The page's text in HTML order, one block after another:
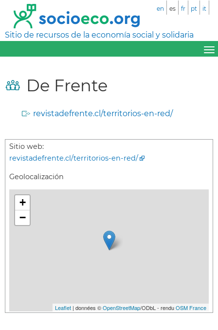
Sitio de recursos de la economía social y solidaria
en es fr pt it
De Frente
revistadefrente.cl/territorios-en-red/
Sitio web:
revistadefrente.cl/territorios-en-red/
Geolocalización
+
−
Leaflet | données ©OpenStreetMap/ODbL - renduOSM France